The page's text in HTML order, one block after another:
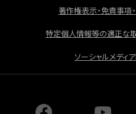
著作権表示・免責事項
特定個人情報等の適正な
ソーシャルメディ